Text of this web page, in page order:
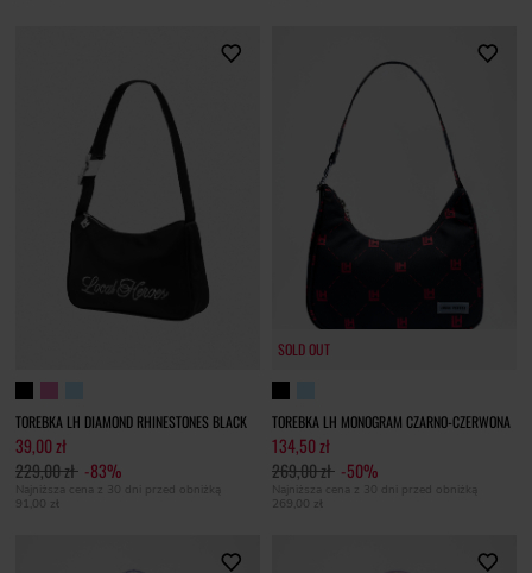
TOREBKA LH DIAMOND RHINESTONES BLACK
39,00 zł
229,00 zł -83%
Najniższa cena z 30 dni przed obniżką
91,00 zł
SOLD OUT
TOREBKA LH MONOGRAM CZARNO-CZERWONA
134,50 zł
269,00 zł -50%
Najniższa cena z 30 dni przed obniżką
269,00 zł